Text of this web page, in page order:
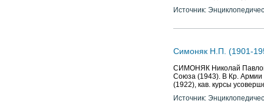
Источник:
Симоняк Н.П. (1901-
СИМОНЯК Николай
Союза (1943). В Кр. Армии
(1922), кав. курсы
Источник: